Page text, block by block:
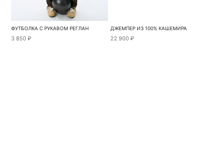
ФУТБОЛКА С РУКАВОМ РЕГЛАН
3 850 ₽
ДЖЕМПЕР ИЗ 100% КАШЕМИРА
22 900 ₽